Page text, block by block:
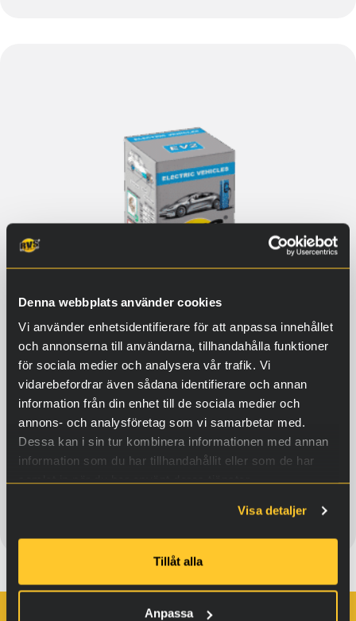
Denna webbplats använder cookies
Vi använder enhetsidentifierare för att anpassa innehållet
och annonserna till användarna, tillhandahålla funktioner
för sociala medier och analysera vår trafik. Vi
vidarebefordrar även sådana identifierare och annan
information från din enhet till de sociala medier och
annons- och analysföretag som vi samarbetar med.
Dessa kan i sin tur kombinera informationen med annan
information som du har tillhandahållit eller som de har
samlat in när du har använt deras tjänster.
Visa detaljer
Tillåt alla
Anpassa
EV2
El- och hybridfordon EV2 för
drivlinor 1–2 liter oljevolym
89,90€